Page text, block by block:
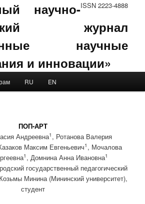
ISSN 2223-4888
научно-
журнал
научные
и инновации»
RU EN
ПОП-АРТ
Андреевна1 , Ротанова Валерия
Максим Евгеньевич1 , Мочалова
1 , Домнина Анна Ивановна1
государственный педагогический
Минина (Мининский университет),
студент